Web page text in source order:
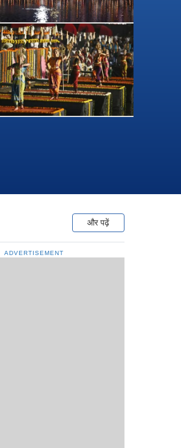
और पढ़ें
ADVERTISEMENT